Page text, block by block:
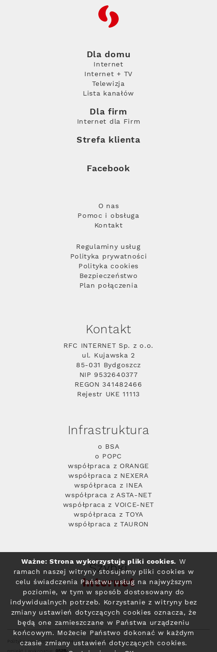
RFC
Dla domu
Internet
Internet + TV
Telewizja
Lista kanałów
Dla firm
Internet dla Firm
Strefa klienta
Facebook
O nas
Pomoc i obsługa
Kontakt
Regulaminy usług
Polityka prywatności
Polityka cookies
Bezpieczeństwo
Plan połączenia
Kontakt
RFC INTERNET Sp. z o.o.
ul. Kujawska 2
85-031 Bydgoszcz
NIP 9532640377
REGON 341482466
Rejestr UKE 11113
Infrastruktura
o BSA
o POPC
współpraca z ORANGE
współpraca z NEXERA
współpraca z INEA
współpraca z ASTA-NET
współpraca z VOICE-NET
współpraca z TOYA
współpraca z TAURON
Szybki
Internet
Polityka prywatności© 2004 - 2026 RFC Internet i Telewizja
Ważne: Strona wykorzystuje pliki cookies. W
ramach naszej witryny stosujemy pliki cookies w
celu świadczenia Państwu usług na najwyższym
poziomie, w tym w sposób dostosowany do
indywidualnych potrzeb. Korzystanie z witryny bez
zmiany ustawień dotyczących cookies oznacza, że
będą one zamieszczane w Państwa urządzeniu
końcowym. Możecie Państwo dokonać w każdym
czasie zmiany ustawień dotyczących cookies.